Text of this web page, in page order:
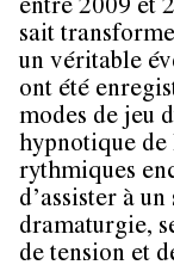
entre 2009 et
sait
un véritable
ont été
modes de jeu
hypnotique
rythmiques
d’assister à
dramaturgie,
de tension et